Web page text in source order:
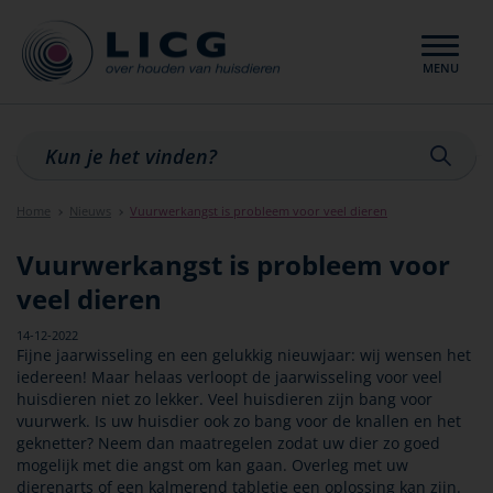
MENU
Home Nieuws Vuurwerkangst is probleem voor veel dieren
Vuurwerkangst is probleem voor
veel dieren
14-12-2022
Fijne jaarwisseling en een gelukkig nieuwjaar: wij wensen het
iedereen! Maar helaas verloopt de jaarwisseling voor veel
huisdieren niet zo lekker. Veel huisdieren zijn bang voor
vuurwerk. Is uw huisdier ook zo bang voor de knallen en het
geknetter? Neem dan maatregelen zodat uw dier zo goed
mogelijk met die angst om kan gaan. Overleg met uw
dierenarts of een kalmerend tabletje een oplossing kan zijn.